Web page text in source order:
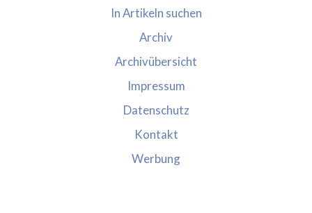
In Artikeln suchen
Archiv
Archivübersicht
Impressum
Datenschutz
Kontakt
Werbung